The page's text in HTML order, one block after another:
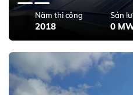
Năm thi công
2018
Sản
0